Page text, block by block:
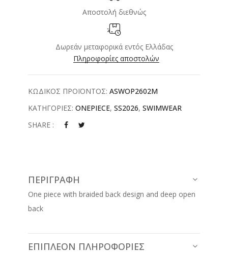
Αποστολή διεθνώς
Δωρεάν μεταφορικά εντός Ελλάδας
Πληροφορίες αποστολών
ΚΩΔΙΚΟΣ ΠΡΟΪΟΝΤΟΣ: ASWOP2602M
ΚΑΤΗΓΟΡΙΕΣ: ONEPIECE, SS2026, SWIMWEAR
SHARE :
ΠΕΡΙΓΡΑΦΉ
One piece with braided back design and deep open
back
ΕΠΙΠΛΈΟΝ ΠΛΗΡΟΦΟΡΊΕΣ